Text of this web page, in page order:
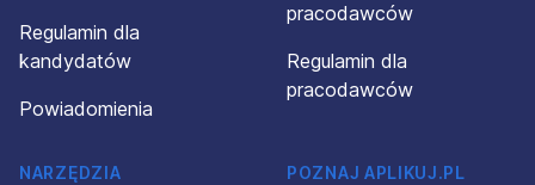
Regulamin dla
kandydatów
Powiadomienia
pracodawców
Regulamin dla
pracodawców
NARZĘDZIA
POZNAJ APLIKUJ.PL